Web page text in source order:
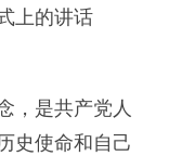
上的讲话
，是共产党人
史使命和自己